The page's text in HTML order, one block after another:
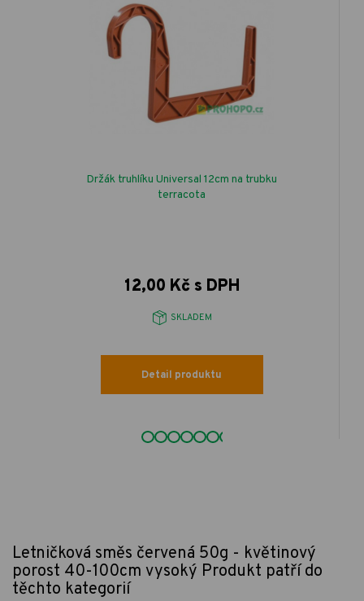
Držák truhlíku Universal 12cm na trubku
terracota
12,00 Kč s DPH
SKLADEM
Detail produktu
Letničková směs červená 50g - květinový
porost 40-100cm vysoký Produkt patří do
těchto kategorií